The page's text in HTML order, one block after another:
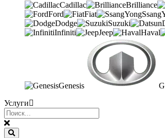
Cadillac
Brilliance
Ford
Fiat
Dodge
Suzuki
Infiniti
Jeep Haval
Genesis
Услуги